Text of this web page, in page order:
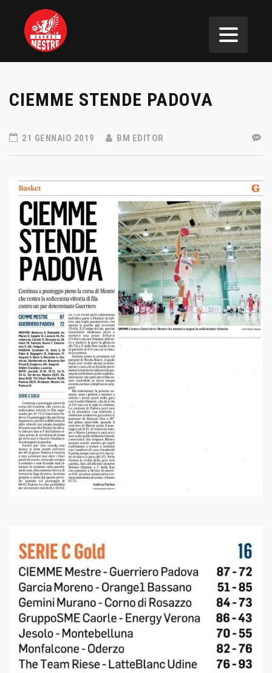
CIEMME STENDE PADOVA
21 GENNAIO 2019 BM EDITOR